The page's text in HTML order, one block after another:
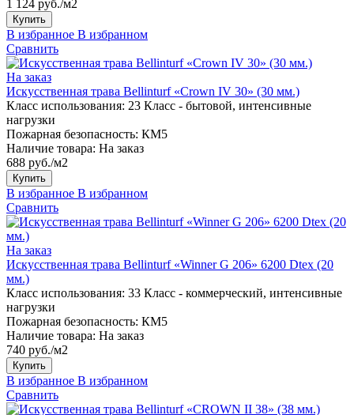
1 124 руб./м2
Купить
В избранное В избранном
Сравнить
На заказ
Искусственная трава Bellinturf «Crown IV 30» (30 мм.)
Класс использования: 23 Класс - бытовой, интенсивные
нагрузки
Пожарная безопасность: КМ5
Наличие товара: На заказ
688 руб./м2
Купить
В избранное В избранном
Сравнить
На заказ
Искусственная трава Bellinturf «Winner G 206» 6200 Dtex (20
мм.)
Класс использования: 33 Класс - коммерческий, интенсивные
нагрузки
Пожарная безопасность: КМ5
Наличие товара: На заказ
740 руб./м2
Купить
В избранное В избранном
Сравнить